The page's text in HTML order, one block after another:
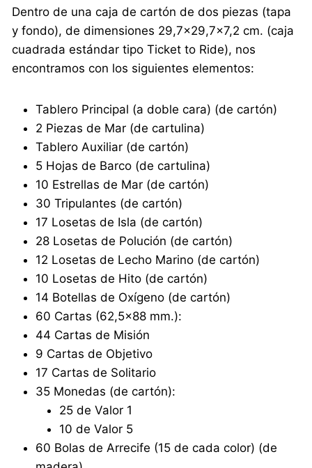
Dentro de una caja de cartón de dos piezas (tapa
y fondo), de dimensiones 29,7×29,7×7,2 cm. (caja
cuadrada estándar tipo Ticket to Ride), nos
encontramos con los siguientes elementos:
Tablero Principal (a doble cara) (de cartón)
2 Piezas de Mar (de cartulina)
Tablero Auxiliar (de cartón)
5 Hojas de Barco (de cartulina)
10 Estrellas de Mar (de cartón)
30 Tripulantes (de cartón)
17 Losetas de Isla (de cartón)
28 Losetas de Polución (de cartón)
12 Losetas de Lecho Marino (de cartón)
10 Losetas de Hito (de cartón)
14 Botellas de Oxígeno (de cartón)
60 Cartas (62,5×88 mm.):
44 Cartas de Misión
9 Cartas de Objetivo
17 Cartas de Solitario
35 Monedas (de cartón):
25 de Valor 1
10 de Valor 5
60 Bolas de Arrecife (15 de cada color) (de